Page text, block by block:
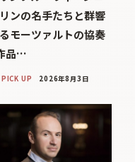
ンの名手たちと群響
モーツァルトの協奏
品…
PICK UP 2026年8月3日